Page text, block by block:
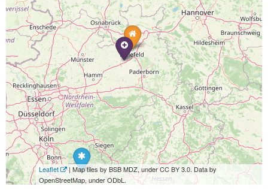
Leaflet
| Map tiles by BSB MDZ, under CC BY 3.0. Data by
OpenStreetMap, under ODbL.